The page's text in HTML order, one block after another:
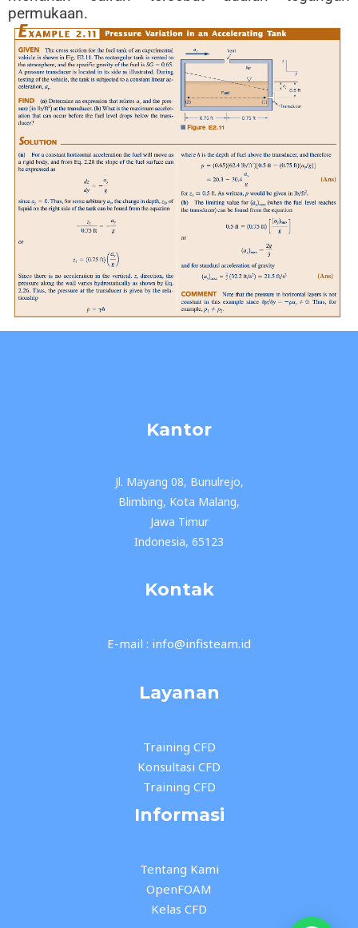
permukaan.
Kantor
Jl. Mayang 08, Bunulrejo,
Blimbing, Kota Malang,
Jawa Timur
Indonesia, 65123
Kontak
E-mail : info@infisteam.id
Layanan
Training CFD
Konsultasi CFD
Training CFD
Informasi
Tentang Kami
OpenFOAM
Kelas CFD